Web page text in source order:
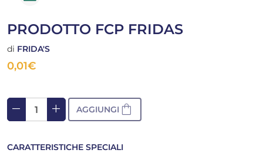
PRODOTTO FCP FRIDAS
di FRIDA'S
0,01€
remove add AGGIUNGI shopping_bag
CARATTERISTICHE SPECIALI